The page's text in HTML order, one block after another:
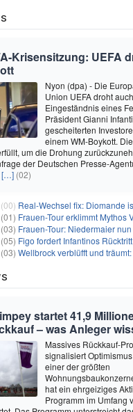
Krisensitzung: UEFA
Nyon (dpa) - Die
Union UEFA droht
Eingeständnis eines
Präsident Gianni
gescheiterten
einem WM-Boykott.
um die Drohung
der Deutschen Presse-
[…] (02)
(00) Real-Wechsel fix: Diomande ist
(01) Frauen-Tour erklimmt Mythos
(03) Frauen-Tour: Niedermaier nun
(05) Figo fordert Infantinos Rücktritt:
(03) Wellbrock verblüfft und träumt:
startet 41,9
– was Anleger
Massives Rückkauf-
signalisiert
einer der größten
hat ein ehrgeiziges
Programm im Umfang